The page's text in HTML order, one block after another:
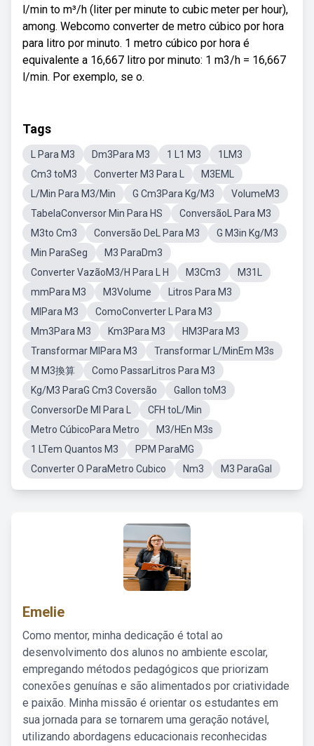
l/min to m³/h (liter per minute to cubic meter per hour),
among. Webcomo converter de metro cúbico por hora
para litro por minuto. 1 metro cúbico por hora é
equivalente a 16,667 litro por minuto: 1 m3/h = 16,667
l/min. Por exemplo, se o.
Tags
L Para M3 Dm3Para M3 1 L1 M3
1LM3
Cm3 toM3
Converter M3 Para L
M3EML
L/Min Para M3/Min
G Cm3Para Kg/M3
VolumeM3
TabelaConversor Min Para HS
ConversãoL Para M3
M3to Cm3
Conversão DeL Para M3
G M3in Kg/M3
Min ParaSeg
M3 ParaDm3
Converter VazãoM3/H Para L H
M3Cm3
M31L
mmPara M3
M3Volume
Litros Para M3
MlPara M3
ComoConverter L Para M3
Mm3Para M3
Km3Para M3
HM3Para M3
Transformar MlPara M3
Transformar L/MinEm M3s
M M3換算
Como PassarLitros Para M3
Kg/M3 ParaG Cm3 Coversão
Gallon toM3
ConversorDe Ml Para L
CFH toL/Min
Metro CúbicoPara Metro
M3/HEn M3s
1 LTem Quantos M3
PPM ParaMG
Converter O ParaMetro Cubico
Nm3 M3 ParaGal
Emelie
Como mentor, minha dedicação é total ao
desenvolvimento dos alunos no ambiente escolar,
empregando métodos pedagógicos que priorizam
conexões genuínas e são alimentados por criatividade
e paixão. Minha missão é orientar os estudantes em
sua jornada para se tornarem uma geração notável,
utilizando abordagens educacionais reconhecidas